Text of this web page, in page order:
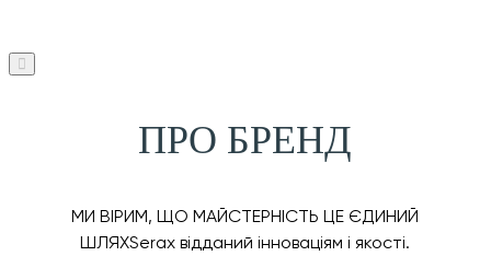
ПРО БРЕНД
МИ ВІРИМ, ЩО МАЙСТЕРНІСТЬ ЦЕ ЄДИНИЙ
ШЛЯХSerax відданий інноваціям і якості.